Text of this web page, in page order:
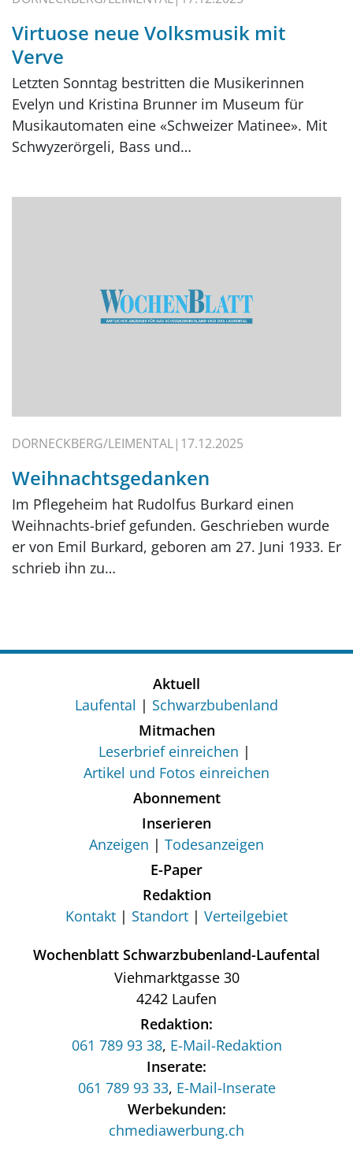
Virtuose neue Volksmusik mit
Verve
Letzten Sonntag bestritten die Musikerinnen
Evelyn und Kristina Brunner im Museum für
Musikautomaten eine «Schweizer Matinee». Mit
Schwyzerörgeli, Bass und…
DORNECKBERG/LEIMENTAL 17.12.2025
Weihnachtsgedanken
Im Pflegeheim hat Rudolfus Burkard einen
Weihnachts-brief gefunden. Geschrieben wurde
er von Emil Burkard, geboren am 27. Juni 1933. Er
schrieb ihn zu…
Aktuell
Laufental
Schwarzbubenland
Mitmachen
Leserbrief einreichen
Artikel und Fotos einreichen
Abonnement
Inserieren
Anzeigen
Todesanzeigen
E-Paper
Redaktion
Kontakt
Standort Verteilgebiet
Wochenblatt Schwarzbubenland-Laufental
Viehmarktgasse 30
4242 Laufen
Redaktion:
061 789 93 38, E-Mail-Redaktion
Inserate:
061 789 93 33, E-Mail-Inserate
Werbekunden:
chmediawerbung.ch